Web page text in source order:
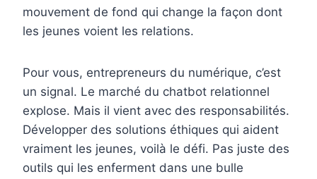
mouvement de fond qui change la façon dont
les jeunes voient les relations.
Pour vous, entrepreneurs du numérique, c’est
un signal. Le marché du chatbot relationnel
explose. Mais il vient avec des responsabilités.
Développer des solutions éthiques qui aident
vraiment les jeunes, voilà le défi. Pas juste des
outils qui les enferment dans une bulle